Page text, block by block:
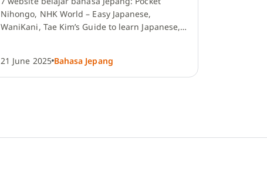
Nihongo, NHK World – Easy Japanese,
WaniKani, Tae Kim’s Guide to learn Japanese,
21 June 2025 Bahasa Jepang